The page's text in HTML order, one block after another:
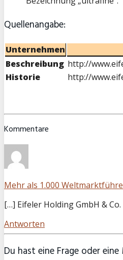
Quellenangabe:
Unternehmen
Beschreibung http://
Historie
http://
Kommentare
Mehr als 1.000
[…] Eifeler Holding GmbH & Co.
Antworten
Du hast eine Frage oder